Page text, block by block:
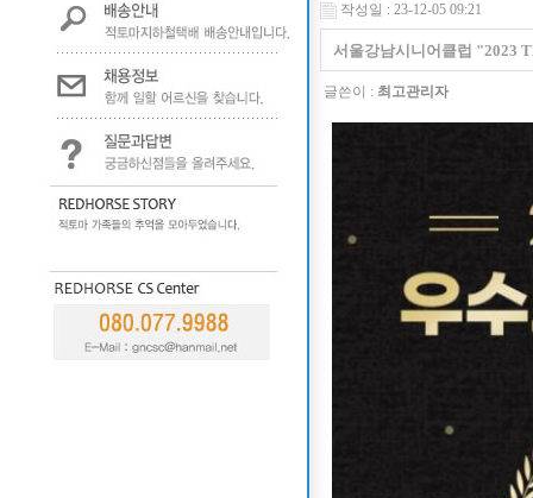
작성일 : 23-12-05 09:21
서울강남시니어클럽 "2023
글쓴이 : 최고관리자